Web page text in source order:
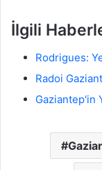
İlgili
Rodrigues:
Radoi
Gaziantep'in